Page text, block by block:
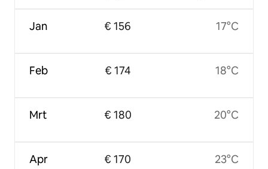
Jan
Feb
Mrt
Apr
€ 156
€ 174
€ 180
€ 170
17°C
18°C
20°C
23°C